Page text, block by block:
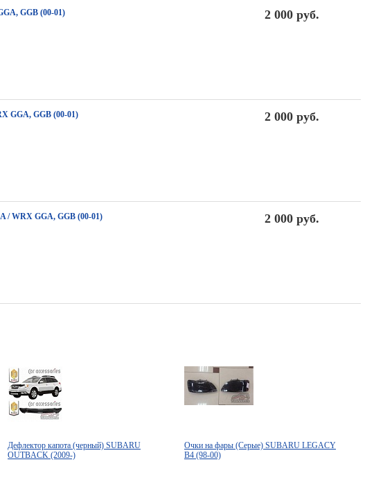
GGB (00-01) 2 000 руб.
GGA, GGB (00-01) 2 000 руб.
/ WRX GGA, GGB (00-01) 2 000 руб.
Дефлектор капота (черный) SUBARU
OUTBACK (2009-)
Очки на фары (Серые) SUBARU LEGACY
B4 (98-00)